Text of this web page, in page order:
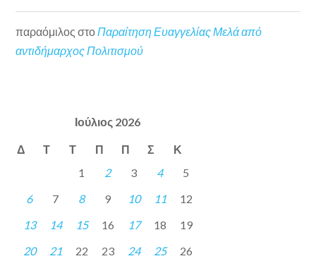
παραόμιλος στοΠαραίτηση Ευαγγελίας Μελά από
αντιδήμαρχος Πολιτισμού
Ιούλιος 2026
Δ Τ Τ Π Π Σ Κ
1 2 3 4
5
6
7 8 9 10 11
12
13
14 15 16 17 18
19
20
21 22 23 24 25
26